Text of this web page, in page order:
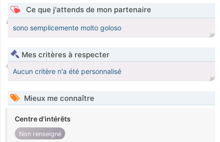
Ce que j'attends de mon partenaire
sono semplicemente molto goloso
Mes critères à respecter
Aucun critère n'a été personnalisé
Mieux me connaître
Centre d'intérêts
Non renseigné